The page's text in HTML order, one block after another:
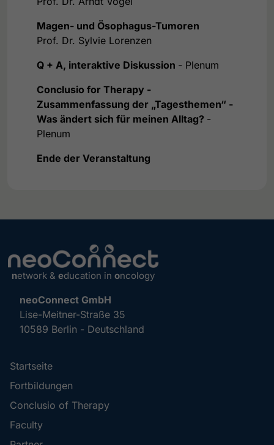
Magen- und Ösophagus-Tumoren
Prof. Dr. Sylvie Lorenzen
Q + A, interaktive Diskussion - Plenum
Conclusio for Therapy -
Zusammenfassung der „Tagesthemen“ -
Was ändert sich für meinen Alltag? -
Plenum
Ende der Veranstaltung
network & education in oncology
neoConnect GmbH
Lise-Meitner-Straße 35
10589 Berlin - Deutschland
Startseite
Fortbildungen
Conclusio of Therapy
Faculty